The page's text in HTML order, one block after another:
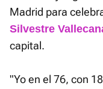
Madrid para
Silvestre
capital.
"Yo en el 76, con